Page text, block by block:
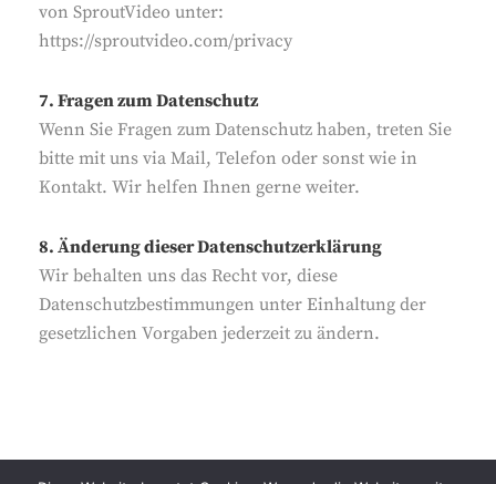
von SproutVideo unter:
https://sproutvideo.com/privacy
7. Fragen zum Datenschutz
Wenn Sie Fragen zum Datenschutz haben, treten Sie
bitte mit uns via Mail, Telefon oder sonst wie in
Kontakt. Wir helfen Ihnen gerne weiter.
8. Änderung dieser Datenschutzerklärung
Wir behalten uns das Recht vor, diese
Datenschutzbestimmungen unter Einhaltung der
gesetzlichen Vorgaben jederzeit zu ändern.